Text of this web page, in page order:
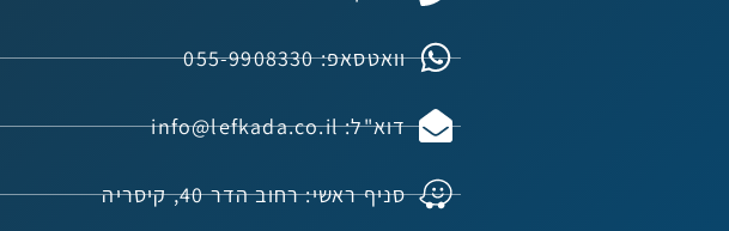
וואטסאפ: 055-9908330
דוא"ל: info@lefkada.co.il
סניף ראשי: רחוב הדר 40, קיסריה